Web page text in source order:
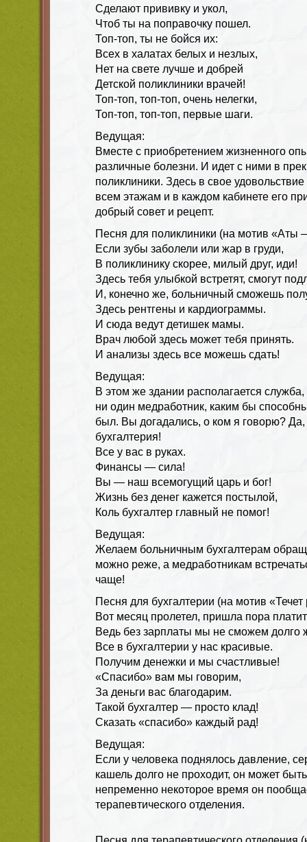
Сделают прививку и укол,
Чтоб ты на поправочку пошел.
Топ-топ, ты не бойся их:
Всех в халатах белых и незлых,
Нет на свете лучше и добрей
Детской поликлиники врачей!
Топ-топ, топ-топ, очень нелегки,
Топ-топ, топ-топ, первые шаги.
Ведущая:
Вместе с приобретением жизненного
различные болезни. И идет с ними в
поликлиники. Здесь в свое
всем этажам и в каждом кабинете его
добрый совет и рецепт.
Песня для поликлиники (на мотив
Если зубы заболели или жар в груди,
В поликлинику скорее, милый друг, иди!
Здесь тебя улыбкой встретят, смогут
И, конечно же, больничный сможешь
Здесь рентгены и кардиограммы.
И сюда ведут детишек мамы.
Врач любой здесь может тебя принять.
И анализы здесь все можешь сдать!
Ведущая:
В этом же здании располагается
ни один медработник, каким бы
был. Вы догадались, о ком я говорю?
бухгалтерия!
Все у вас в руках.
Финансы — сила!
Вы — наш всемогущий царь и бог!
Жизнь без денег кажется постылой,
Коль бухгалтер главный не помог!
Ведущая:
Желаем больничным бухгалтерам
можно реже, а медработникам
чаще!
Песня для бухгалтерии (на мотив «Течет
Вот месяц пролетел, пришла пора
Ведь без зарплаты мы не сможем долго
Все в бухгалтерии у нас красивые.
Получим денежки и мы счастливые!
«Спасибо» вам мы говорим,
За деньги вас благодарим.
Такой бухгалтер — просто клад!
Сказать «спасибо» каждый рад!
Ведущая:
Если у человека поднялось давление,
кашель долго не проходит, он может
непременно некоторое время он
терапевтического отделения.